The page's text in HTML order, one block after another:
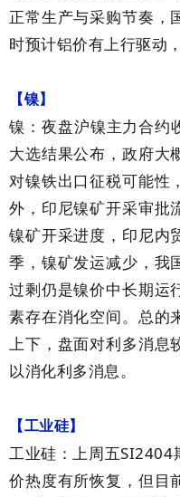
正常生产与采购节奏，
时预计铝价有上行驱动
【镍】
镍：夜盘沪镍主力合约
大选结果公布，政府大
对镍铁出口征税可能性
外，印尼镍矿开采审批
镍矿开采进度，印尼内
季，镍矿发运减少，我
过剩仍是镍价中长期运
素存在消化空间。总的
上下，盘面对利多消息
以消化利多消息。
【工业硅】
工业硅：上周五SI2404
价热度有所恢复，但目